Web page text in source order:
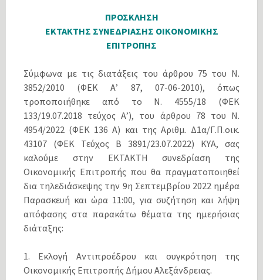
ΠΡΟΣΚΛΗΣΗ
ΕΚΤΑΚΤΗΣ ΣΥΝΕΔΡΙΑΣΗΣ ΟΙΚΟΝΟΜΙΚΗΣ
ΕΠΙΤΡΟΠΗΣ
Σύμφωνα με τις διατάξεις του άρθρου 75 του Ν.
3852/2010 (ΦΕΚ Α’ 87, 07-06-2010), όπως
τροποποιήθηκε από το N. 4555/18 (ΦΕΚ
133/19.07.2018 τεύχος Α’), του άρθρου 78 του Ν.
4954/2022 (ΦΕΚ 136 Α) και της Αριθμ. Δ1α/Γ.Π.οικ.
43107 (ΦΕΚ Τεύχος Β 3891/23.07.2022) ΚΥΑ, σας
καλούμε στην ΕΚΤΑΚΤΗ συνεδρίαση της
Οικονομικής Επιτροπής που θα πραγματοποιηθεί
δια τηλεδιάσκεψης την 9η Σεπτεμβρίου 2022 ημέρα
Παρασκευή και ώρα 11:00, για συζήτηση και λήψη
απόφασης στα παρακάτω θέματα της ημερήσιας
διάταξης:
1. Εκλογή Αντιπροέδρου και συγκρότηση της
Οικονομικής Επιτροπής Δήμου Αλεξάνδρειας.